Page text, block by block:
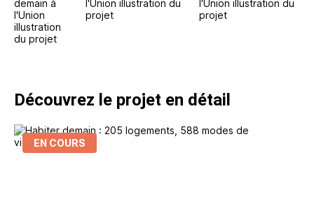
Découvrez le projet en détail
EN COURS